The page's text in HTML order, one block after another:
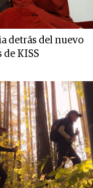
detrás del nuevo
de KISS